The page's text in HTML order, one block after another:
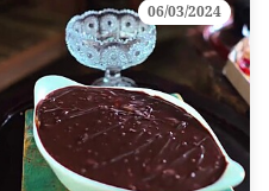
06/03/2024